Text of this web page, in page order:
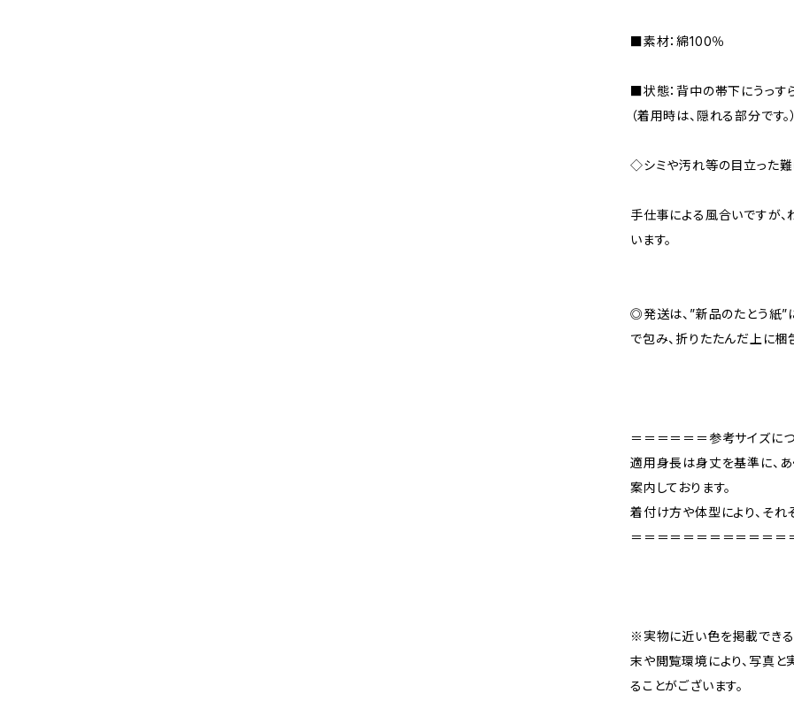
■素材：綿100％
■状態：背中の帯下にうっす
（着用時は、隠れる部分です。）
◇シミや汚れ等の目立った難
手仕事による風合いですが
います。
◎発送は、”新品のたとう紙”
で包み、折りたたんだ上に梱
＝＝＝＝＝＝参考サイズに
適用身長は身丈を基準に、
案内しております。
着付け方や体型により、それ
＝＝＝＝＝＝＝＝＝＝＝＝
※実物に近い色を掲載できる
末や閲覧環境により、写真
ることがございます。